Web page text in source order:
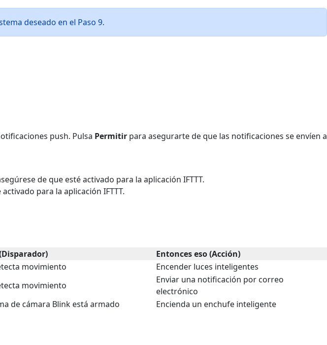
deseado en el Paso 9.
push. Pulsa Permitir para asegurarte de que las notificaciones se envíen a
de que esté activado para la aplicación IFTTT.
para la aplicación IFTTT.
Entonces eso (Acción)
movimiento
Encender luces inteligentes
movimiento
Enviar una notificación por correo
electrónico
de cámara Blink está armado Encienda un enchufe inteligente